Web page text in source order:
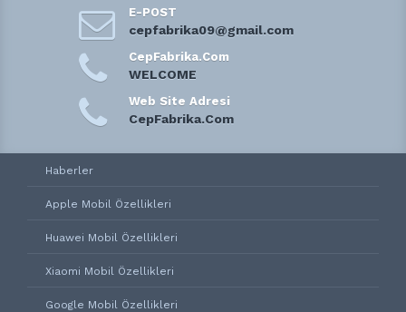
E-POST
cepfabrika09@gmail.com
CepFabrika.Com
WELCOME
Web Site Adresi
CepFabrika.Com
Haberler
Apple Mobil Özellikleri
Huawei Mobil Özellikleri
Xiaomi Mobil Özellikleri
Google Mobil Özellikleri